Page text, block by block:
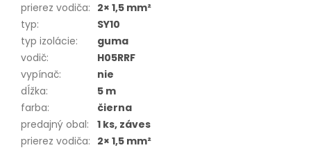
prierez vodiča: 2× 1,5 mm²
typ:
SY10
typ izolácie:
guma
vodič:
H05RRF
vypínač:
nie
dĺžka:
5 m
farba:
čierna
predajný obal:
1 ks, záves
prierez vodiča: 2× 1,5 mm²